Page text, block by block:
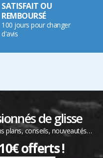
SATISFAIT OU
REMBOURSÉ
100 jours pour changer
d'avis
de glisse
plans, conseils, nouveautés…
offerts !